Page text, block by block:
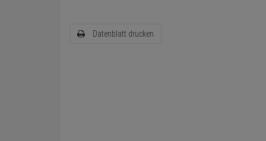
Datenblatt drucken